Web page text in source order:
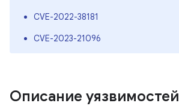
CVE-2022-38181
CVE-2023-21096
Описание уязвимостей